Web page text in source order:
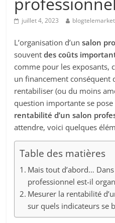
juillet 4, 2023
L’organisation d’unsalon
souventdes coûts
comme pour les exposants,
un financement conséquent
rentabiliser (ou du moins
question importante se
rentabilité d’un salon
attendre, voici quelques
Table des matières
Mais tout d’abord…
professionnel est-il
Mesurer la rentabilité
sur quels indicateurs se